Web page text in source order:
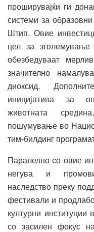
проширувајќи ги
системи за
Штип. Овие
цел за зголемување
обезбедуваат
значително
диоксид.
иницијатива за
животната
пошумување во
тим-билдинг
Паралелно со овие
негува и
наследство преку
фестивали и
културни институции
со засилен фокус